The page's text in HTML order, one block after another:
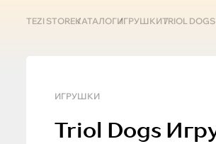
TEZI STOREКАТАЛОГИГРУШКИTRIOL
ИГРУШКИ
Triol Dogs